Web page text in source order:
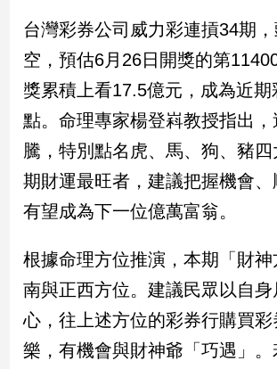
政
治
政
治
焦
品
觀
點
民
國
會
點
台灣彩券公司威力彩連摃34期
空，預估6月26日開獎的第
獎累積上看17.5億元，成為近期
點。命理專家楊登嵙教授指出
騰，特別點名虎、馬、狗、豬
期財運最旺者，建議把握機會、
有望成為下一位億萬富翁。
根據命理方位推演，本期「財
南與正西方位。建議民眾以自身
心，往上述方位的彩券行購買彩
樂，有機會與財神爺「巧遇」